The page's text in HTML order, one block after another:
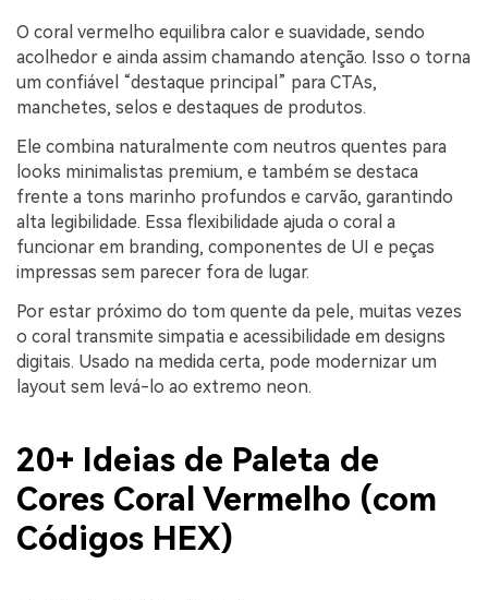
O coral vermelho equilibra calor e suavidade, sendo
acolhedor e ainda assim chamando atenção. Isso o torna
um confiável “destaque principal” para CTAs,
manchetes, selos e destaques de produtos.
Ele combina naturalmente com neutros quentes para
looks minimalistas premium, e também se destaca
frente a tons marinho profundos e carvão, garantindo
alta legibilidade. Essa flexibilidade ajuda o coral a
funcionar em branding, componentes de UI e peças
impressas sem parecer fora de lugar.
Por estar próximo do tom quente da pele, muitas vezes
o coral transmite simpatia e acessibilidade em designs
digitais. Usado na medida certa, pode modernizar um
layout sem levá-lo ao extremo neon.
20+ Ideias de Paleta de
Cores Coral Vermelho (com
Códigos HEX)